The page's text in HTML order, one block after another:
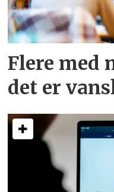
Flere med
det er